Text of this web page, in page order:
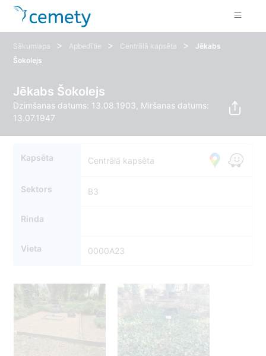
Sākumlapa > Apbedītie > Centrālā kapsēta >
Jēkabs
Šokolejs
Jēkabs Šokolejs
Dzimšanas datums: 13.08.1903, Miršanas datums:
13.07.1947
Kapsēta Centrālā kapsēta
Sektors B3
Rinda
Vieta 0000A23